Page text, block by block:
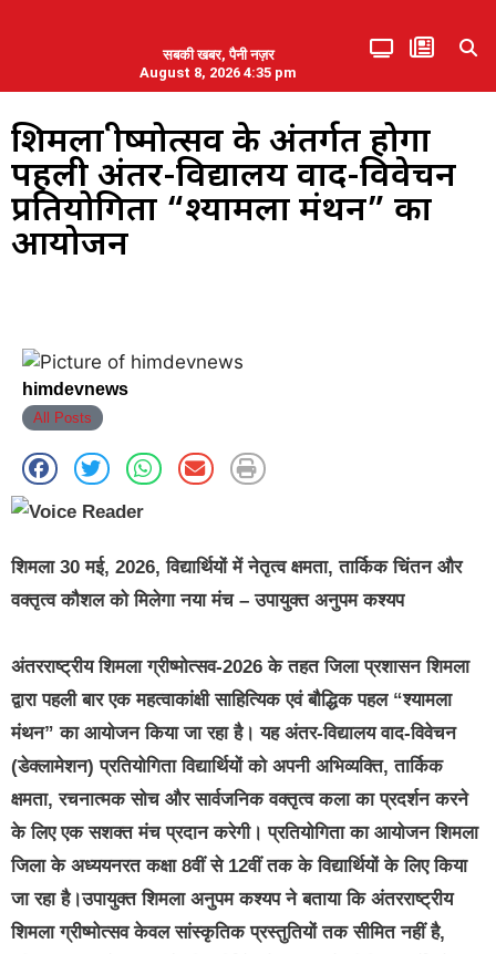
सबकी खबर, पैनी नज़र
August 8, 2026 4:35 pm
शिमला ग्रीष्मोत्सव के अंतर्गत होगा
पहली अंतर-विद्यालय वाद-विवेचन
प्रतियोगिता “श्यामला मंथन” का
आयोजन
himdevnews
All Posts
शिमला 30 मई, 2026, विद्यार्थियों में नेतृत्व क्षमता, तार्किक चिंतन और
वक्तृत्व कौशल को मिलेगा नया मंच – उपायुक्त अनुपम कश्यप
अंतरराष्ट्रीय शिमला ग्रीष्मोत्सव-2026 के तहत जिला प्रशासन शिमला
द्वारा पहली बार एक महत्वाकांक्षी साहित्यिक एवं बौद्धिक पहल “श्यामला
मंथन” का आयोजन किया जा रहा है। यह अंतर-विद्यालय वाद-विवेचन
(डेक्लामेशन) प्रतियोगिता विद्यार्थियों को अपनी अभिव्यक्ति, तार्किक
क्षमता, रचनात्मक सोच और सार्वजनिक वक्तृत्व कला का प्रदर्शन करने
के लिए एक सशक्त मंच प्रदान करेगी। प्रतियोगिता का आयोजन शिमला
जिला के अध्ययनरत कक्षा 8वीं से 12वीं तक के विद्यार्थियों के लिए किया
जा रहा है।उपायुक्त शिमला अनुपम कश्यप ने बताया कि अंतरराष्ट्रीय
शिमला ग्रीष्मोत्सव केवल सांस्कृतिक प्रस्तुतियों तक सीमित नहीं है,